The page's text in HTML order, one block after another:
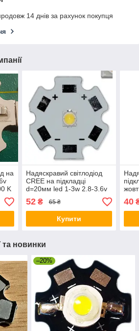
14 днів за рахунок покупця
на
K
Надяскравий світлодіод
CREE на підкладці
d=20мм led 1-3w 2.8-3.6v
білий нейтральний
52₴ 65 ₴
Купити
40
та новинки
–20%